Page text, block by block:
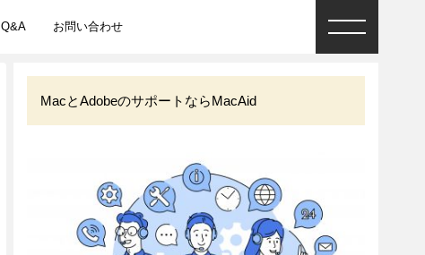
Q&A お問い合わせ
MacとAdobeのサポートならMacAid